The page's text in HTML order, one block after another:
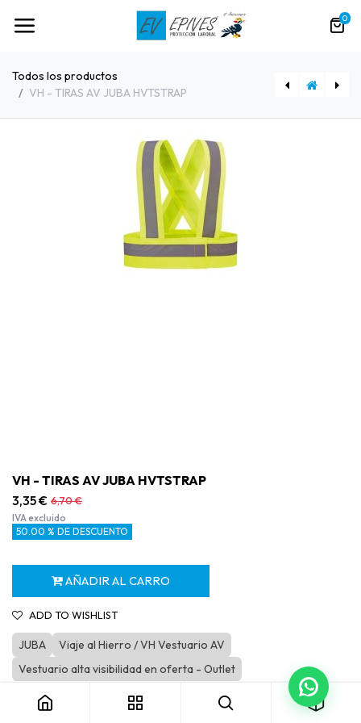
0
Todos los productos
VH - TIRAS AV JUBA HVTSTRAP
VH - TIRAS AV JUBA HVTSTRAP
3,35€ 6,70€
IVA excluido
50.00 % DE DESCUENTO
AÑADIR AL CARRO
ADD TO WISHLIST
JUBA
Viaje al Hierro / VH Vestuario AV
Vestuario alta visibilidad en oferta - Outlet
Categoría: VH Vestuario AV